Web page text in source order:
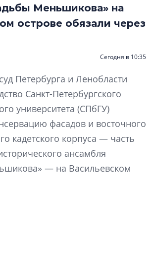
Меньшикова» на
острове обязали через
Сегодня в 10:35
Петербурга и Ленобласти
Санкт-Петербургского
университета (СПбГУ)
фасадов и восточного
кадетского корпуса — часть
ансамбля
— на Васильевском